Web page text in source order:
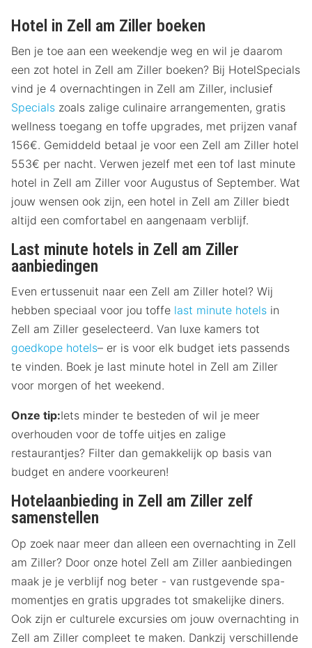
Hotel in Zell am Ziller boeken
Ben je toe aan een weekendje weg en wil je daarom
een zot hotel in Zell am Ziller boeken? Bij HotelSpecials
vind je 4 overnachtingen in Zell am Ziller, inclusief
Specials zoals zalige culinaire arrangementen, gratis
wellness toegang en toffe upgrades, met prijzen vanaf
156€. Gemiddeld betaal je voor een Zell am Ziller hotel
553€ per nacht. Verwen jezelf met een tof last minute
hotel in Zell am Ziller voor Augustus of September. Wat
jouw wensen ook zijn, een hotel in Zell am Ziller biedt
altijd een comfortabel en aangenaam verblijf.
Last minute hotels in Zell am Ziller
aanbiedingen
Even ertussenuit naar een Zell am Ziller hotel? Wij
hebben speciaal voor jou toffe last minute hotels in
Zell am Ziller geselecteerd. Van luxe kamers tot
goedkope hotels– er is voor elk budget iets passends
te vinden. Boek je last minute hotel in Zell am Ziller
voor morgen of het weekend.
Onze tip:Iets minder te besteden of wil je meer
overhouden voor de toffe uitjes en zalige
restaurantjes? Filter dan gemakkelijk op basis van
budget en andere voorkeuren!
Hotelaanbieding in Zell am Ziller zelf
samenstellen
Op zoek naar meer dan alleen een overnachting in Zell
am Ziller? Door onze hotel Zell am Ziller aanbiedingen
maak je je verblijf nog beter - van rustgevende spa-
momentjes en gratis upgrades tot smakelijke diners.
Ook zijn er culturele excursies om jouw overnachting in
Zell am Ziller compleet te maken. Dankzij verschillende